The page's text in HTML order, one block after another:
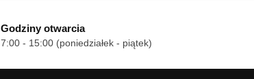
Godziny otwarcia
7:00 - 15:00 (poniedziałek - piątek)